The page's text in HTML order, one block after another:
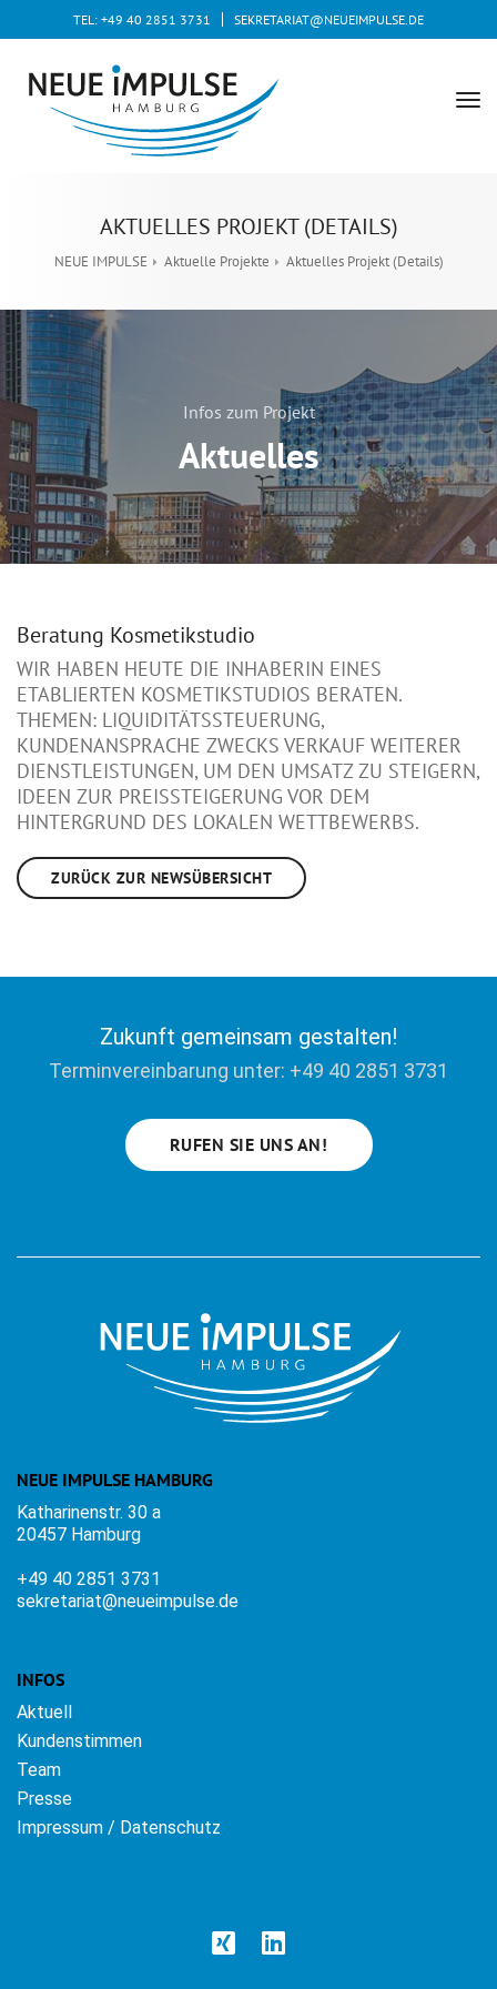
TEL: +49 40 2851 3731 SEKRETARIAT@NEUEIMPULSE.DE
AKTUELLES PROJEKT (DETAILS)
NEUE IMPULSE Aktuelle Projekte Aktuelles Projekt (Details)
Infos zum Projekt
Aktuelles
Beratung Kosmetikstudio
WIR HABEN HEUTE DIE INHABERIN EINES
ETABLIERTEN KOSMETIKSTUDIOS BERATEN.
THEMEN: LIQUIDITÄTSSTEUERUNG,
KUNDENANSPRACHE ZWECKS VERKAUF WEITERER
DIENSTLEISTUNGEN, UM DEN UMSATZ ZU STEIGERN,
IDEEN ZUR PREISSTEIGERUNG VOR DEM
HINTERGRUND DES LOKALEN WETTBEWERBS.
ZURÜCK ZUR NEWSÜBERSICHT
Zukunft gemeinsam gestalten!
Terminvereinbarung unter: +49 40 2851 3731
RUFEN SIE UNS AN!
NEUE IMPULSE HAMBURG
Katharinenstr. 30 a
20457 Hamburg
+49 40 2851 3731
sekretariat@neueimpulse.de
INFOS
Aktuell
Kundenstimmen
Team
Presse
Impressum / Datenschutz